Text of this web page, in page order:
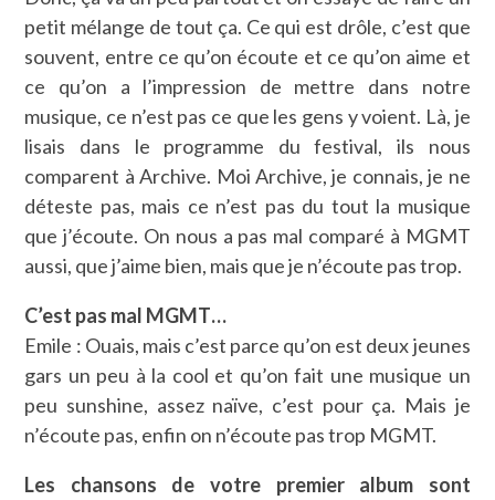
petit mélange de tout ça. Ce qui est drôle, c’est que
souvent, entre ce qu’on écoute et ce qu’on aime et
ce qu’on a l’impression de mettre dans notre
musique, ce n’est pas ce que les gens y voient. Là, je
lisais dans le programme du festival, ils nous
comparent à Archive. Moi Archive, je connais, je ne
déteste pas, mais ce n’est pas du tout la musique
que j’écoute. On nous a pas mal comparé à MGMT
aussi, que j’aime bien, mais que je n’écoute pas trop.
C’est pas mal MGMT…
Emile : Ouais, mais c’est parce qu’on est deux jeunes
gars un peu à la cool et qu’on fait une musique un
peu sunshine, assez naïve, c’est pour ça. Mais je
n’écoute pas, enfin on n’écoute pas trop MGMT.
Les chansons de votre premier album sont